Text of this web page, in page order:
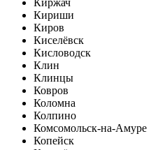
Кириши
Киров
Киселёвск
Кисловодск
Клин
Клинцы
Ковров
Коломна
Колпино
Комсомольск-на-Амуре
Копейск